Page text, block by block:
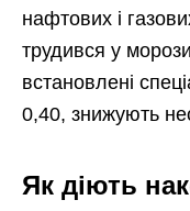
нафтових і
трудився у
встановлені
0,40, знижують
Як діють